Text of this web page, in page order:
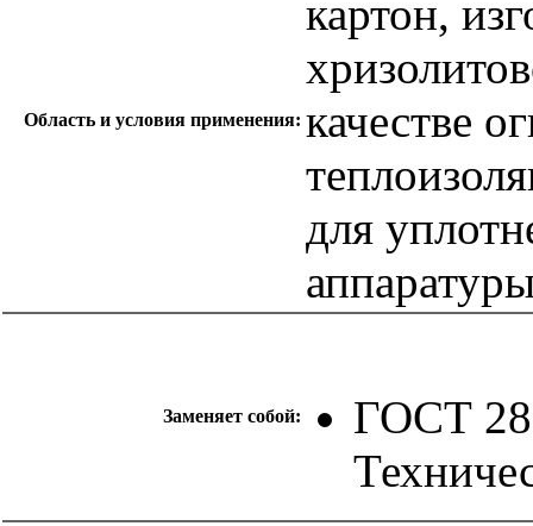
Область и условия применения:
картон,
качестве
для
Заменяет собой:
ГОСТ